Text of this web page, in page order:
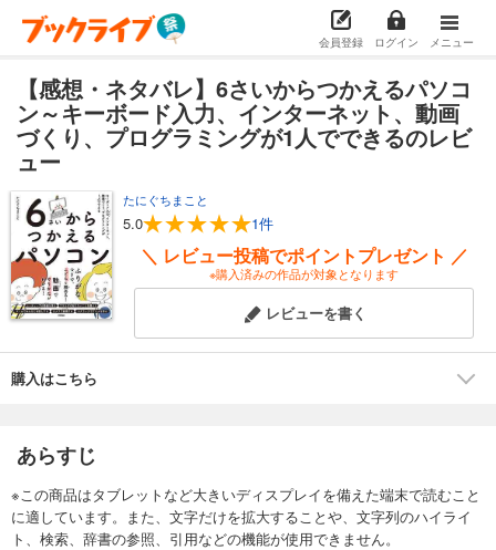
会員登録 ログイン メニュー
【感想・ネタバレ】6さいからつかえるパソコ
ン～キーボード入力、インターネット、動画
づくり、プログラミングが1人でできるのレビ
ュー
たにぐちまこと
5.0 1件
＼ レビュー投稿でポイントプレゼント ／
※購入済みの作品が対象となります
レビューを書く
購入はこちら
あらすじ
※この商品はタブレットなど大きいディスプレイを備えた端末で読むこと
に適しています。また、文字だけを拡大することや、文字列のハイライ
ト、検索、辞書の参照、引用などの機能が使用できません。